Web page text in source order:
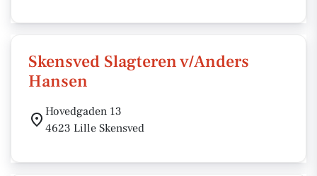
Skensved Slagteren v/Anders
Hansen
Hovedgaden 13
4623 Lille Skensved